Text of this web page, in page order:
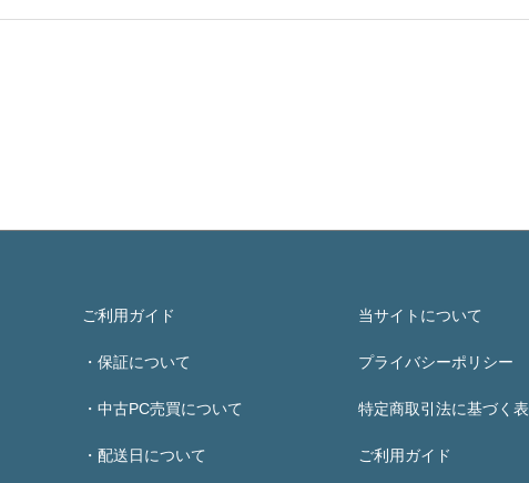
ご利用ガイド
・保証について
・中古PC売買について
・配送日について
当サイトについて
プライバシーポリシー
特定商取引法に基づく
ご利用ガイド